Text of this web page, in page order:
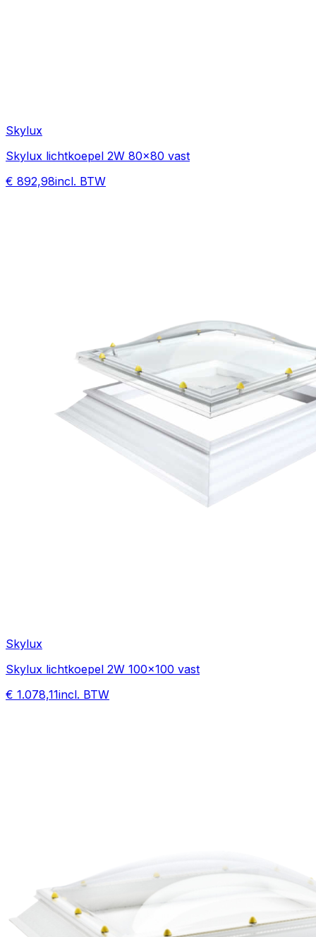
Skylux
Skylux lichtkoepel 2W 80x80 vast
€ 892,98incl. BTW
Skylux
Skylux lichtkoepel 2W 100x100 vast
€ 1.078,11incl. BTW